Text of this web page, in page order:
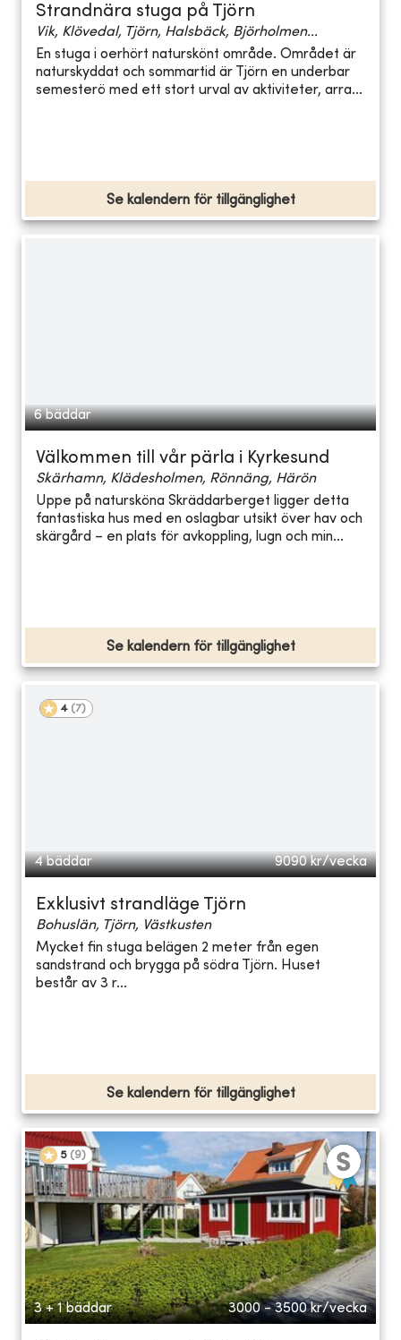
Strandnära stuga på Tjörn
Vik, Klövedal, Tjörn, Halsbäck, Björholmen...
En stuga i oerhört naturskönt område. Området är
naturskyddat och sommartid är Tjörn en underbar
semesterö med ett stort urval av aktiviteter, arra...
Se kalendern för tillgänglighet
6 bäddar
Välkommen till vår pärla i Kyrkesund
Skärhamn, Klädesholmen, Rönnäng, Härön
Uppe på natursköna Skräddarberget ligger detta
fantastiska hus med en oslagbar utsikt över hav och
skärgård – en plats för avkoppling, lugn och min...
Se kalendern för tillgänglighet
4 (7)
4 bäddar 9090 kr/vecka
Exklusivt strandläge Tjörn
Bohuslän, Tjörn, Västkusten
Mycket fin stuga belägen 2 meter från egen
sandstrand och brygga på södra Tjörn. Huset
består av 3 r...
Se kalendern för tillgänglighet
5 (9)
3 + 1 bäddar 3000 - 3500 kr/vecka